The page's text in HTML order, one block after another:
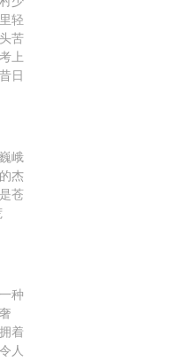
轻
苦
上
日
峨
杰
苍
种
着
人